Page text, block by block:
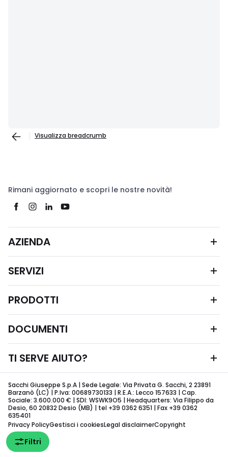
Filtri
Visualizza breadcrumb
Rimani aggiornato e scopri le nostre novità!
AZIENDA
SERVIZI
PRODOTTI
DOCUMENTI
TI SERVE AIUTO?
Sacchi Giuseppe S.p.A | Sede Legale: Via Privata G. Sacchi, 2 23891
Barzanò (LC) | P.Iva: 00689730133 | R.E.A.: Lecco 157633 | Cap.
Sociale: 3.600.000 € | SDI: WSWK9O5 | Headquarters: Via Filippo da
Desio, 60 20832 Desio (MB) | tel +39 0362 6351 | Fax +39 0362
635401
Privacy PolicyGestisci i cookiesLegal disclaimerCopyright